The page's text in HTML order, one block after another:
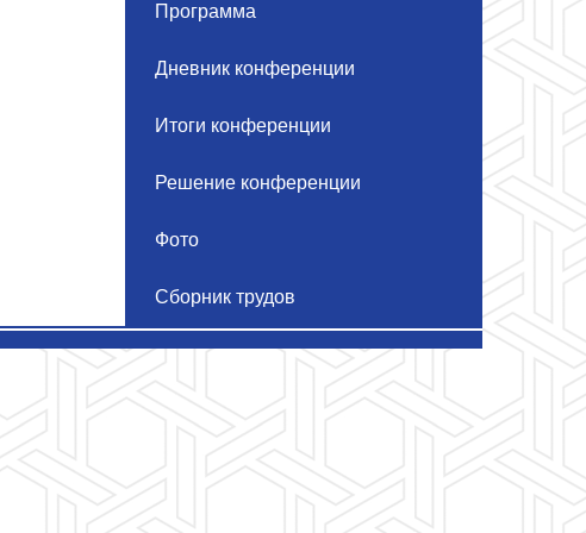
Программа
Дневник конференции
Итоги конференции
Решение конференции
Фото
Сборник трудов